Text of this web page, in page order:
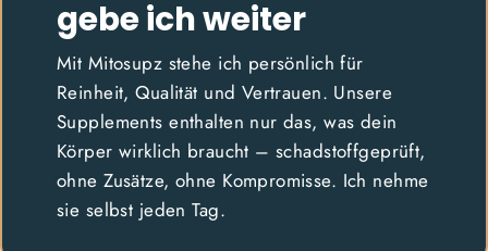
gebe ich weiter
Mit Mitosupz stehe ich persönlich für
Reinheit, Qualität und Vertrauen. Unsere
Supplements enthalten nur das, was dein
Körper wirklich braucht – schadstoffgeprüft,
ohne Zusätze, ohne Kompromisse. Ich nehme
sie selbst jeden Tag.